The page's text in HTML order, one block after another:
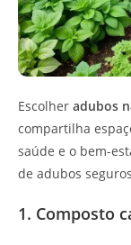
Escolher adubos
compartilha
saúde e o bem-
de adubos
1. Composto